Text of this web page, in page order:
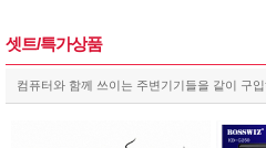
셋트/특가상품
컴퓨터와 함께 쓰이는 주변기기들을 같이 구